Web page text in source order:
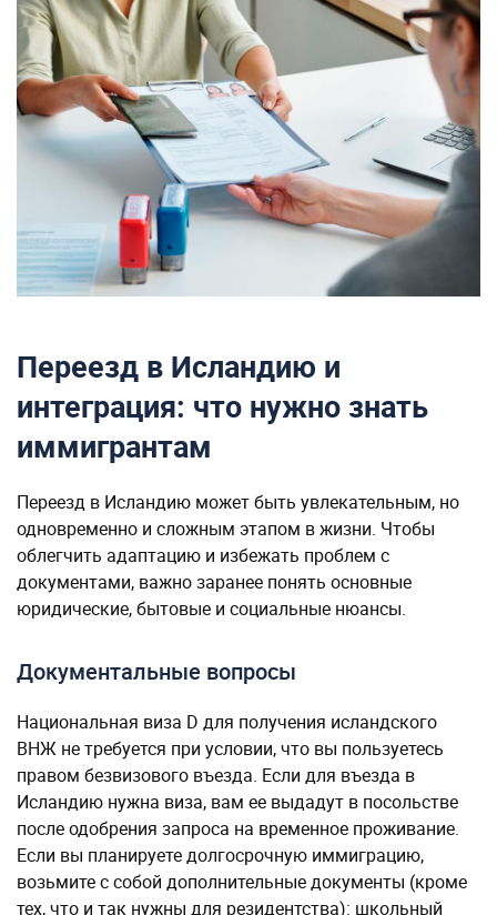
Переезд в Исландию и
интеграция: что нужно знать
иммигрантам
Переезд в Исландию может быть увлекательным, но
одновременно и сложным этапом в жизни. Чтобы
облегчить адаптацию и избежать проблем с
документами, важно заранее понять основные
юридические, бытовые и социальные нюансы.
Документальные вопросы
Национальная виза D для получения исландского
ВНЖ не требуется при условии, что вы пользуетесь
правом безвизового въезда. Если для въезда в
Исландию нужна виза, вам ее выдадут в посольстве
после одобрения запроса на временное проживание.
Если вы планируете долгосрочную иммиграцию,
возьмите с собой дополнительные документы (кроме
тех, что и так нужны для резидентства): школьный